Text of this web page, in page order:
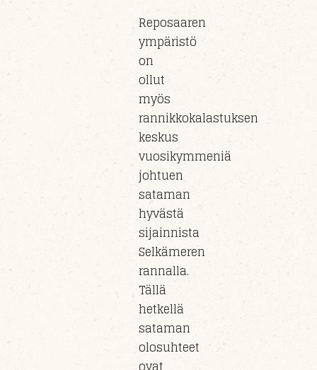
Reposaaren
ympäristö
on
ollut
myös
rannikkokalastuksen
keskus
vuosikymmeniä
johtuen
sataman
hyvästä
sijainnista
Selkämeren
rannalla.
Tällä
hetkellä
sataman
olosuhteet